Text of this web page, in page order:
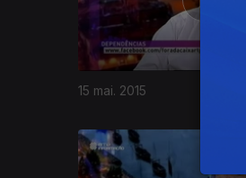
15 mai. 2015